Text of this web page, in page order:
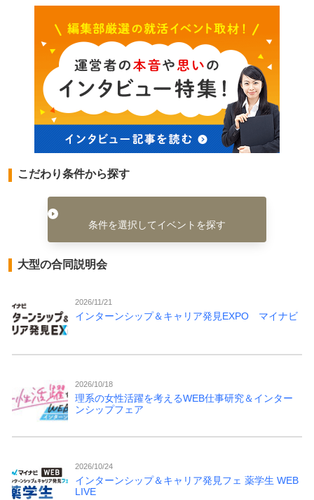
こだわり条件から探す
条件を選択してイベントを探す
大型の合同説明会
2026/11/21
インターンシップ＆キャリア発見EXPO マイナビ
2026/10/18
理系の女性活躍を考えるWEB仕事研究＆インター
ンシップフェア
2026/10/24
インターンシップ＆キャリア発見フェ 薬学生 WEB
LIVE